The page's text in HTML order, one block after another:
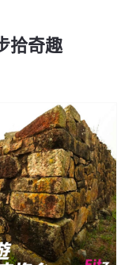
拾奇趣